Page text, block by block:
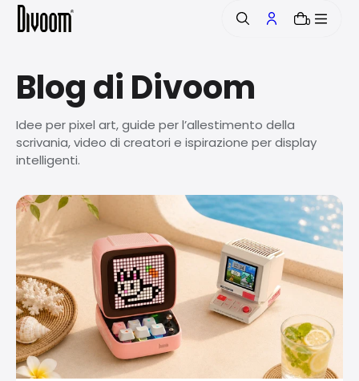
0
Blog di Divoom
Idee per pixel art, guide per l’allestimento della
scrivania, video di creatori e ispirazione per display
intelligenti.